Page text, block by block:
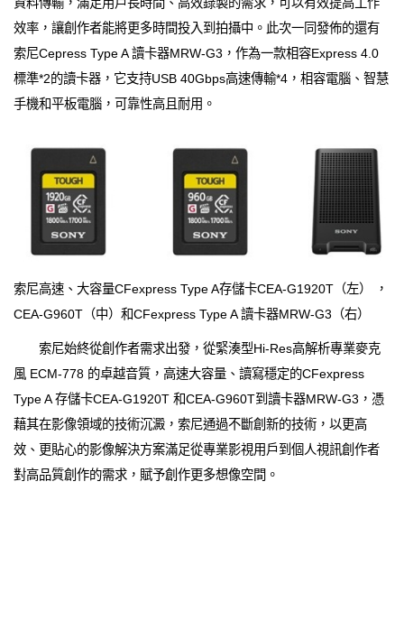
效率，讓創作者能將更多時間投入到拍攝中。此次一同發佈的還有
索尼Cepress Type A 讀卡器MRW-G3，作為一款相容Express 4.0
標準*2的讀卡器，它支持USB 40Gbps高速傳輸*4，相容電腦、智慧
手機和平板電腦，可靠性高且耐用。
索尼高速、大容量CFexpress Type A存儲卡CEA-G1920T（左） ，
CEA-G960T（中）和CFexpress Type A 讀卡器MRW-G3（右）
索尼始終從創作者需求出發，從緊湊型Hi-Res高解析專業麥克
風 ECM-778 的卓越音質，高速大容量、讀寫穩定的CFexpress
Type A 存儲卡CEA-G1920T 和CEA-G960T到讀卡器MRW-G3，憑
藉其在影像領域的技術沉澱，索尼通過不斷創新的技術，以更高
效、更貼心的影像解決方案滿足從專業影視用戶到個人視訊創作者
對高品質創作的需求，賦予創作更多想像空間。